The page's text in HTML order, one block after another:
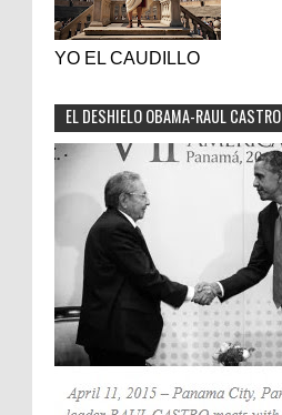
YO EL CAUDILLO
EL DESHIELO OBAMA-RAUL CASTRO